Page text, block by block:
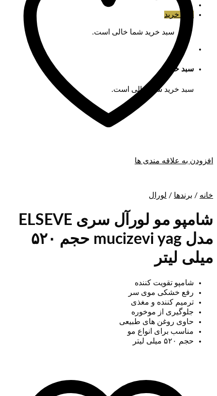
سبد خرید
سبد خرید شما خالی است.
سبد خرید
سبد خرید شما خالی است.
افزودن به علاقه مندی ها
خانه / برندها / لورال
شامپو مو لورآل سری ELSEVE
مدل mucizevi yag حجم ۵۲۰
میلی لیتر
شامپو تقویت کننده
رفع خشکی موی سر
ترمیم کننده و مغذی
جلوگیری از موخوره
حاوی روغن های طبیعی
مناسب برای انواع مو
حجم ۵۲۰ میلی لیتر